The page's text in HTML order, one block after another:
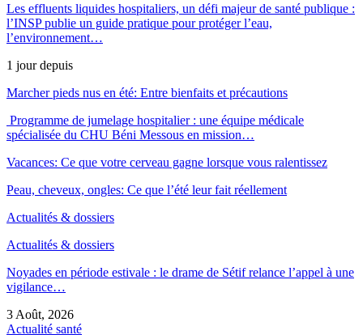
Les effluents liquides hospitaliers, un défi majeur de santé publique :
l’INSP publie un guide pratique pour protéger l’eau,
l’environnement…
1 jour depuis
Marcher pieds nus en été: Entre bienfaits et précautions
Programme de jumelage hospitalier : une équipe médicale
spécialisée du CHU Béni Messous en mission…
Vacances: Ce que votre cerveau gagne lorsque vous ralentissez
Peau, cheveux, ongles: Ce que l’été leur fait réellement
Actualités & dossiers
Actualités & dossiers
Noyades en période estivale : le drame de Sétif relance l’appel à une
vigilance…
3 Août, 2026
Actualité santé